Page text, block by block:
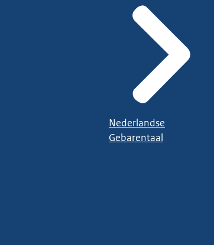
Nederlandse
Gebarentaal